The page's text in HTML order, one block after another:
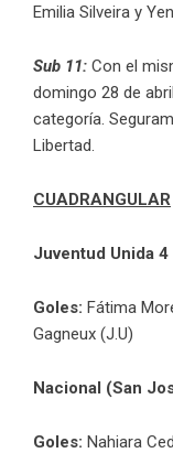
Emilia Silveira y
Sub 11: Con el
domingo 28 de
categoría.
Libertad.
CUADRANGULAR
Juventud Unida 4
Goles: Fátima
Gagneux (J.U)
Nacional (San
Goles: Nahiara